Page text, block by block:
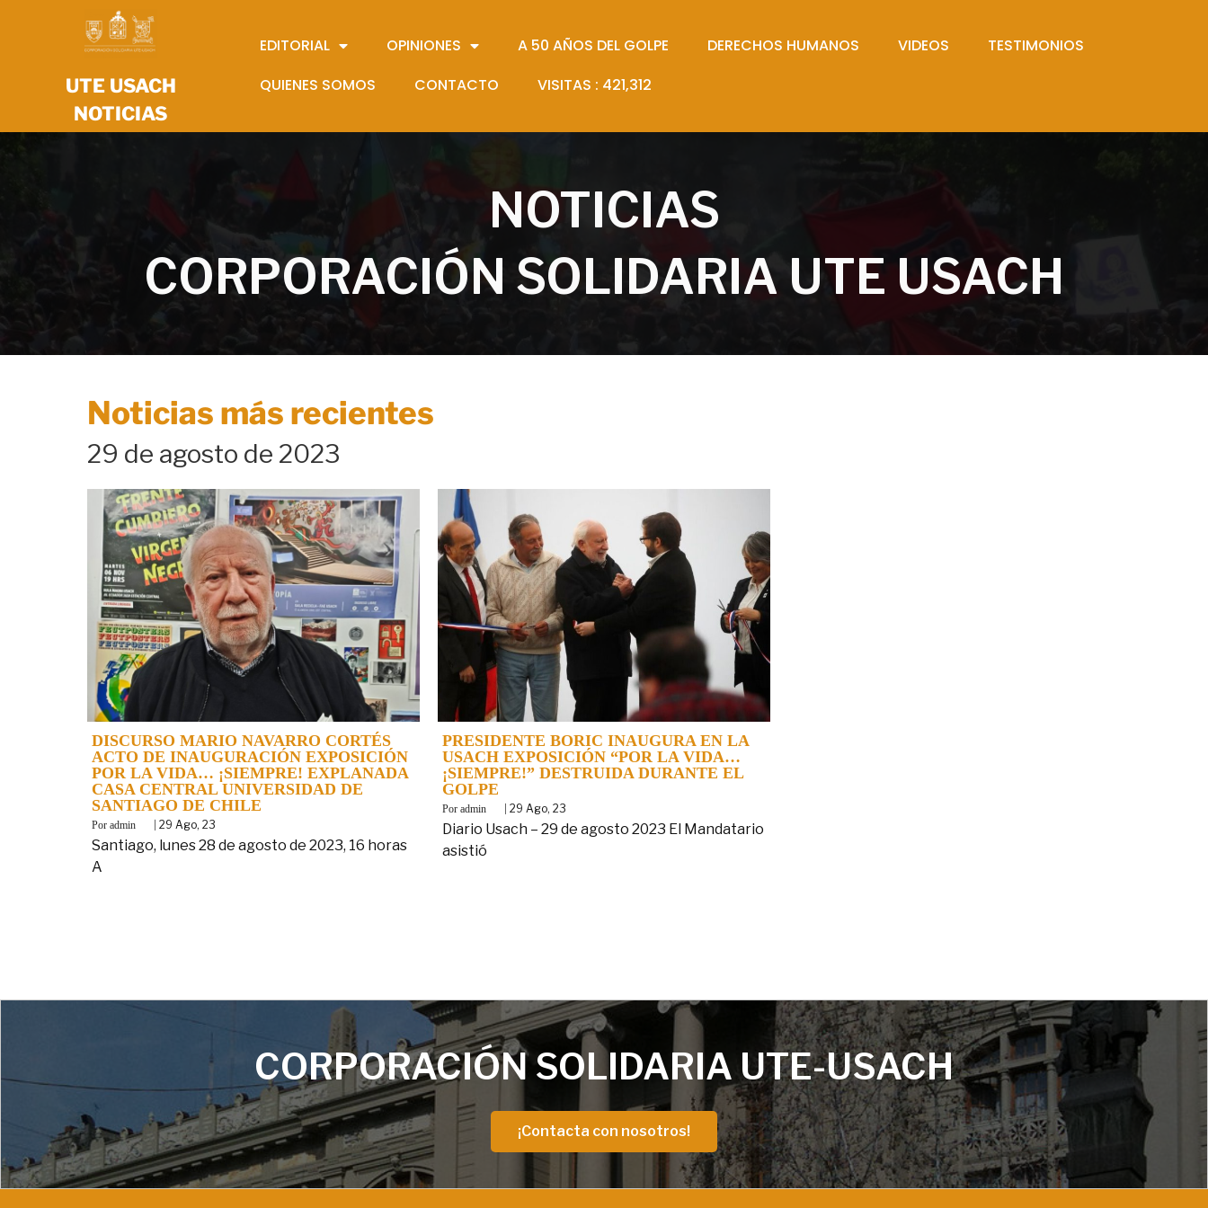
UTE USACH
NOTICIAS
EDITORIAL OPINIONES A 50 AÑOS DEL GOLPE DERECHOS HUMANOS VIDEOS
TESTIMONIOS
QUIENES SOMOS
CONTACTO VISITAS : 421,312
NOTICIAS
CORPORACIÓN SOLIDARIA UTE USACH
Noticias más recientes
29 de agosto de 2023
DISCURSO MARIO NAVARRO CORTÉS
ACTO DE INAUGURACIÓN EXPOSICIÓN
POR LA VIDA… ¡SIEMPRE! EXPLANADA
CASA CENTRAL UNIVERSIDAD DE
SANTIAGO DE CHILE
By admin 29 Ago, 23
Santiago, lunes 28 de agosto de 2023, 16 horas
A
PRESIDENTE BORIC INAUGURA EN LA
USACH EXPOSICIÓN “POR LA VIDA…
¡SIEMPRE!” DESTRUIDA DURANTE EL
GOLPE
By admin 29 Ago, 23
Diario Usach – 29 de agosto 2023 El Mandatario
asistió
CORPORACIÓN SOLIDARIA UTE-USACH
¡Contacta con nosotros!